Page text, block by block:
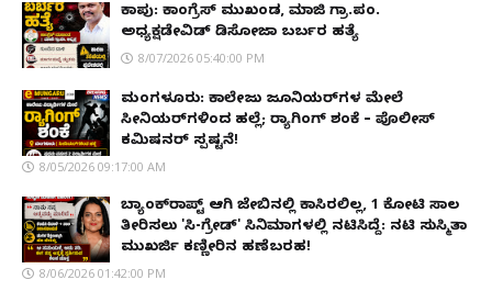
ಕಾಪು: ಕಾಂಗ್ರೆಸ್ ಮುಖಂಡ, ಮಾಜಿ ಗ್ರಾ.ಪಂ.
ಅಧ್ಯಕ್ಷಡೇವಿಡ್ ಡಿಸೋಜಾ ಬರ್ಬರ ಹತ್ಯೆ
8/07/2026 05:40:00 PM
ಮಂಗಳೂರು: ಕಾಲೇಜು ಜೂನಿಯರ್‌ಗಳ ಮೇಲೆ
ಸೀನಿಯರ್‌ಗಳಿಂದ ಹಲ್ಲೆ; ರ‌್ಯಾಗಿಂಗ್ ಶಂಕೆ – ಪೊಲೀಸ್
ಕಮಿಷನರ್ ಸ್ಪಷ್ಟನೆ!
8/05/2026 09:17:00 AM
ಬ್ಯಾಂಕ್‌ರಾಪ್ಟ್‌ ಆಗಿ ಜೇಬಿನಲ್ಲಿ ಕಾಸಿರಲಿಲ್ಲ, ₹1 ಕೋಟಿ ಸಾಲ
ತೀರಿಸಲು 'ಸಿ-ಗ್ರೇಡ್' ಸಿನಿಮಾಗಳಲ್ಲಿ ನಟಿಸಿದ್ದೆ: ನಟಿ ಸುಸ್ಮಿತಾ
ಮುಖರ್ಜಿ ಕಣ್ಣೀರಿನ ಹಣೆಬರಹ!
8/06/2026 01:42:00 PM